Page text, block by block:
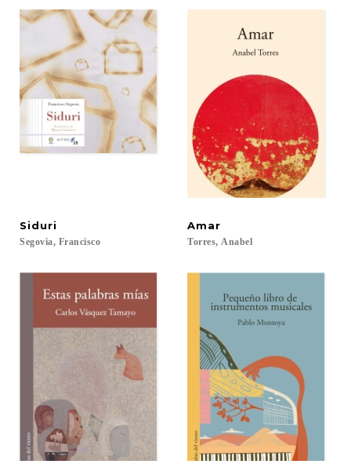
Siduri
Segovia, Francisco
Amar
Torres, Anabel